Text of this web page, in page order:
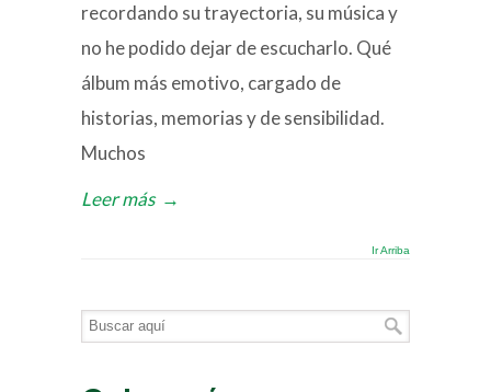
recordando su trayectoria, su música y
no he podido dejar de escucharlo. Qué
álbum más emotivo, cargado de
historias, memorias y de sensibilidad.
Muchos
Leer más →
Ir Arriba